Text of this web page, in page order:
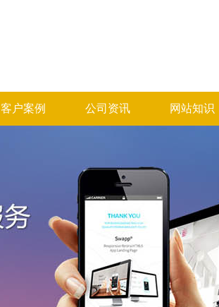
客户案例 公司资讯 网站知识